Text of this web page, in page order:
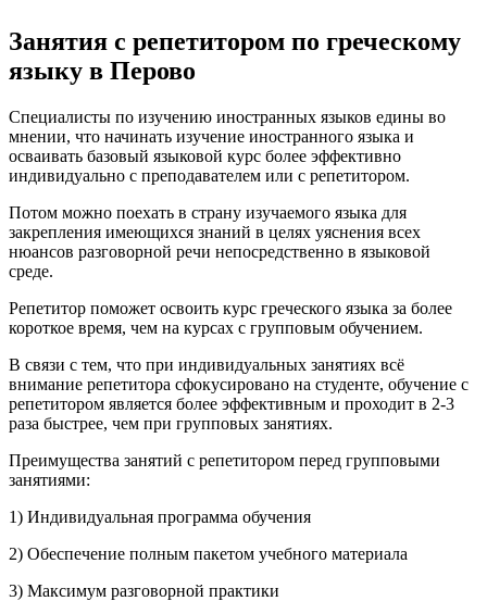
Занятия с репетитором по греческому
языку в Перово
Специалисты по изучению иностранных языков едины во
мнении, что начинать изучение иностранного языка и
осваивать базовый языковой курс более эффективно
индивидуально с преподавателем или с репетитором.
Потом можно поехать в страну изучаемого языка для
закрепления имеющихся знаний в целях уяснения всех
нюансов разговорной речи непосредственно в языковой
среде.
Репетитор поможет освоить курс греческого языка за более
короткое время, чем на курсах с групповым обучением.
В связи с тем, что при индивидуальных занятиях всё
внимание репетитора сфокусировано на студенте, обучение с
репетитором является более эффективным и проходит в 2-3
раза быстрее, чем при групповых занятиях.
Преимущества занятий с репетитором перед групповыми
занятиями:
1) Индивидуальная программа обучения
2) Обеспечение полным пакетом учебного материала
3) Максимум разговорной практики